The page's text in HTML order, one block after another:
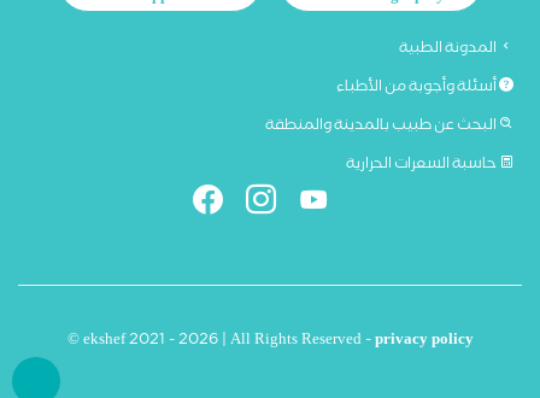
المدونة الطبية
أسئلة وأجوبة من الأطباء
البحث عن طبيب بالمدينة والمنطقة
حاسبة السعرات الحرارية
© ekshef 2021 - 2026 | All Rights Reserved -privacy policy